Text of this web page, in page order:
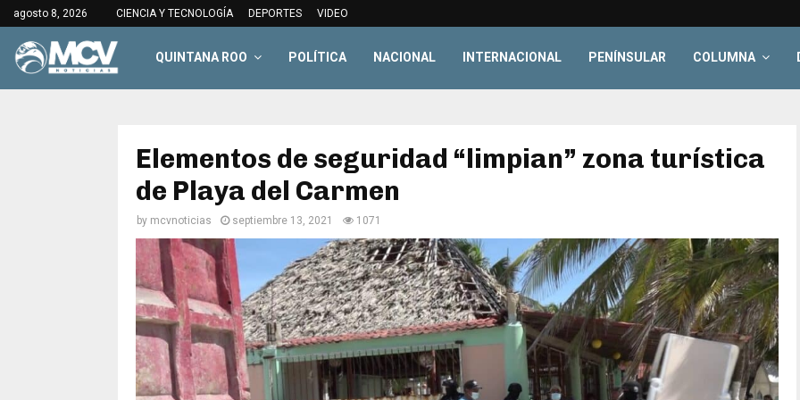
agosto 8, 2026 CIENCIA Y TECNOLOGÍA DEPORTES VIDEO
QUINTANA ROO POLÍTICA NACIONAL INTERNACIONAL PENÍNSULAR COLUMNA
Elementos de seguridad “limpian” zona turística
de Playa del Carmen
by mcvnoticias septiembre 13, 2021 1071